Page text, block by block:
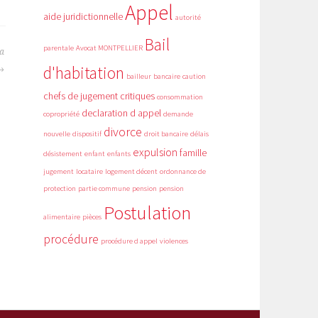
aide juridictionnelleAppel autorité
parentale Avocat MONTPELLIER Bail
d'habitation bailleur bancaire caution
chefs de jugement critiques consommation
copropriété declaration d appel demande
nouvelle dispositif divorce droit bancaire délais
désistement enfant enfants expulsion famille
jugement locataire logement décent ordonnance de
protection partie commune pension pension
alimentaire pièces Postulation
procédure procédure d appel violences